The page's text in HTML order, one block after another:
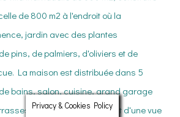
Privacy & Cookies Policy